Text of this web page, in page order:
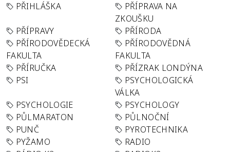
PŘIHLÁŠKA
PŘÍPRAVA NA
ZKOUŠKU
PŘÍPRAVY
PŘÍRODA
PŘÍRODOVĚDECKÁ
FAKULTA
PŘÍRODOVĚDNÁ
FAKULTA
PŘÍRUČKA
PŘÍZRAK LONDÝNA
PSI
PSYCHOLOGICKÁ
VÁLKA
PSYCHOLOGIE
PSYCHOLOGY
PŮLMARATON
PŮLNOČNÍ
PUNČ
PYROTECHNIKA
PYŽAMO
RADIO